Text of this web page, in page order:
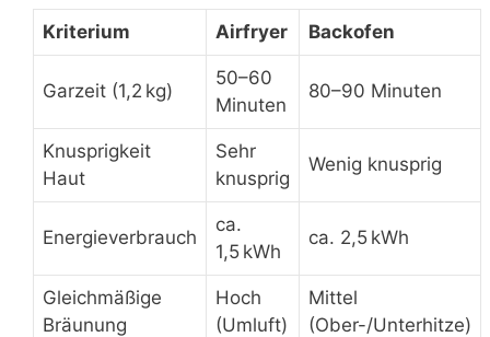
Kriterium Airfryer Backofen
Garzeit (1,2 kg)
50–60
Minuten
80–90 Minuten
Knusprigkeit
Haut
Sehr
knusprig
Wenig knusprig
Energieverbrauch
ca.
1,5 kWh
ca. 2,5 kWh
Gleichmäßige
Bräunung
Hoch
(Umluft)
Mittel
(Ober-/Unterhitze)